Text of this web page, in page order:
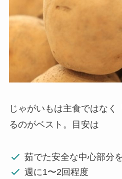
じゃがいもは主食ではなく
るのがベスト。目安は
茹でた安全な中心部分
週に1〜2回程度